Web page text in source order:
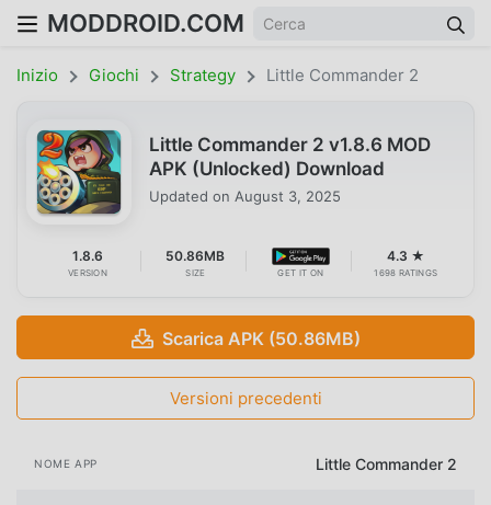
MODDROID.COM
Inizio Giochi Strategy Little Commander 2
Little Commander 2 v1.8.6 MOD
APK (Unlocked) Download
Updated on August 3, 2025
1.8.6
VERSION
50.86MB
SIZE GET IT ON
4.3 ★
1698 RATINGS
Scarica APK (50.86MB)
Versioni precedenti
NOME APP Little Commander 2